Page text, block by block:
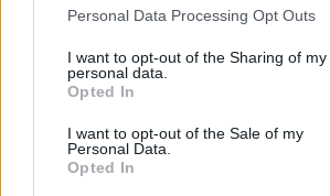
Please note that this website/app uses
not limited to your visit or usage
grant or deny consent to Google and its
use your data for below specified
consent section.
Personal Data Processing Opt Outs
I want to opt-out of the Sharing of my
personal data.
Opted In
I want to opt-out of the Sale of my
Personal Data.
Opted In
Fungus Dries Up And Falls Off After